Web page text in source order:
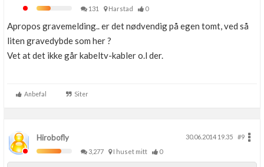
131
Harstad 0
Apropos gravemelding.. er det nødvendig på egen tomt, ved så
liten gravedybde som her ?
Vet at det ikke går kabeltv-kabler o.l der.
Anbefal Siter
Hirobofly 30.06.2014 19.35
#9
3,277
I huset mitt 0